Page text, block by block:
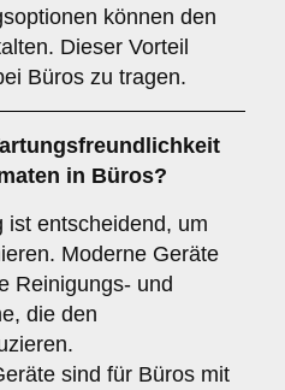
können den
Dieser Vorteil
Büros zu tragen.
in Büros?
ist entscheidend, um
Moderne Geräte
Reinigungs- und
die den
sind für Büros mit